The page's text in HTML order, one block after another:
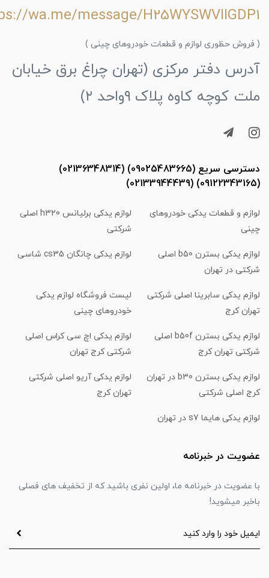
wa.me/message/H25WYSWVIIGDP1
( فروش حظوری لوازم و قطعات خودروهای چینی )
آدرس دفتر مرکزی (تهران چراغ برق خیابان
ملت کوچه کاوه پلاک ۹واحد ۲)
دسترسی سریع (09025483665) (02136348314)
(09122343165) (02133944439)
لوازم و قطعات یدکی خودروهای
چینی
لوازم یدکی برلیانس h320 اصلی
شرکتی
لوازم یدکی بسترن b50 اصلی
شرکتی در تهران
لوازم یدکی چانگان cs35 شاسی
لوازم یدکی سابرینا اصلی شرکتی
تهران کرج
لیست فروشگاه لوازم یدکی
خودروهای چینی
لوازم یدکی بسترن b50f اصلی
شرکتی تهران کرج
لوازم یدکی اچ سی کراس اصلی
شرکتی کرج تهران
لوازم یدکی بسترن b30 در تهران
کرج اصلی شرکتی
لوازم یدکی آریو اصلی شرکتی
تهران کرج
لوازم یدکی هایما s7 در تهران
عضویت در خبرنامه
با عضویت در خبرنامه ما، اولین نفری باشید که از تخفیف های فصلی
باخبر میشوید!